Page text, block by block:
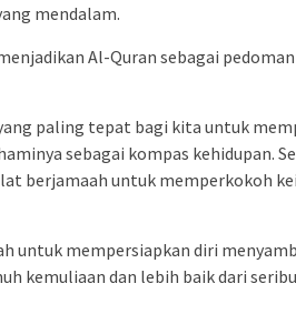
mendalam.
Al-Quran sebagai
paling tepat bagi kita untuk
sebagai kompas kehidupan.
berjamaah untuk memperkokoh
untuk mempersiapkan diri
kemuliaan dan lebih baik dari